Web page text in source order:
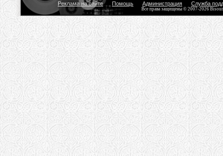
Реклама на сайте Помощь Администрация Служба
Все права защищены © 2007-2026